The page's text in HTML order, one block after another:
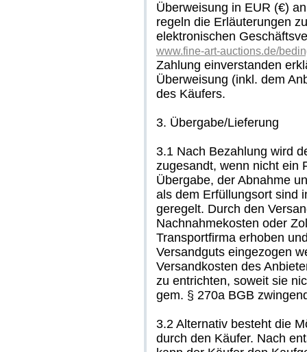
Überweisung in EUR (€)
regeln die Erläuterungen
elektronischen
www.fine-art-auctions.de/
Zahlung einverstanden
Überweisung (inkl. dem
des Käufers.
3. Übergabe/Lieferung
3.1 Nach Bezahlung wird
zugesandt, wenn nicht ein
Übergabe, der Abnahme
als dem Erfüllungsort sind
geregelt. Durch den
Nachnahmekosten oder
Transportfirma erhoben
Versandguts eingezogen
Versandkosten des
zu entrichten, soweit sie
gem. § 270a BGB
3.2 Alternativ besteht die
durch den Käufer. Nach